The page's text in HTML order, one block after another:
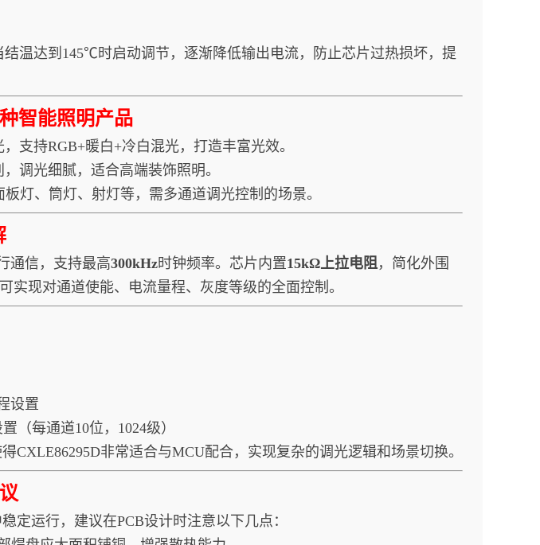
结温达到145℃时启动调节，逐渐降低输出电流，防止芯片过热损坏，提
智能照明产品
支持RGB+暖白+冷白混光，打造丰富光效。
调光细腻，适合高端装饰照明。
板灯、筒灯、射灯等，需多通道调光控制的场景。
通信，支持最高300kHz时钟频率。芯片内置15kΩ上拉电阻，简化外围
实现对通道使能、电流量程、灰度等级的全面控制。
设置
（每通道10位，1024级）
CXLE86295D非常适合与MCU配合，实现复杂的调光逻辑和场景切换。
定运行，建议在PCB设计时注意以下几点：